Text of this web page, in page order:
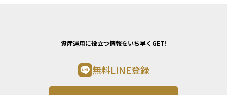
資産運用に役立つ情報をいち早くGET!
無料LINE登録